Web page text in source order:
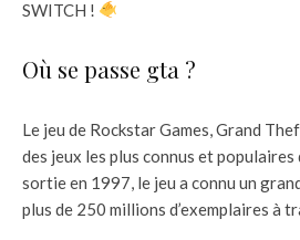
SWITCH !
Où se passe gta ?
Le jeu de Rockstar Games, Grand
des jeux les plus connus et populaires
sortie en 1997, le jeu a connu un
plus de 250 millions d’exemplaires à